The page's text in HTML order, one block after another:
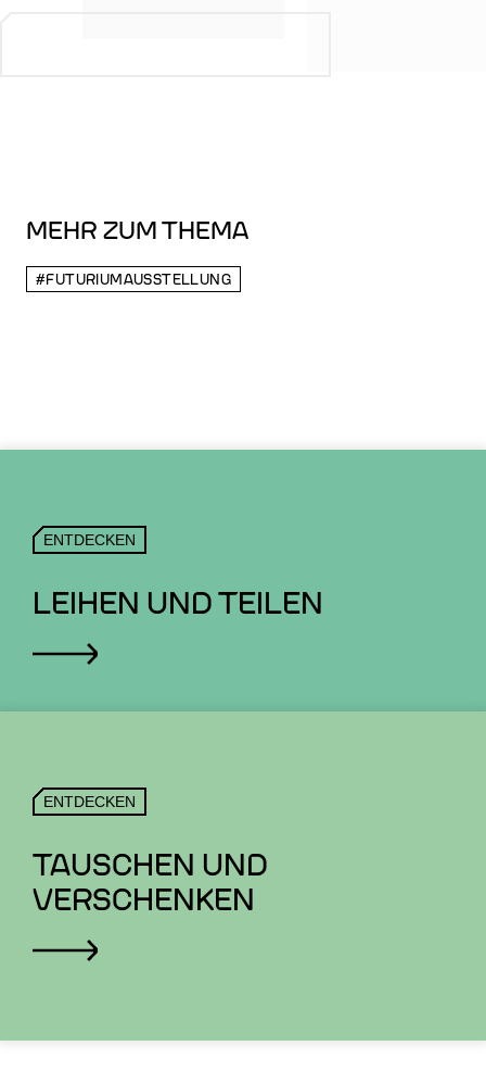
MEHR ZUM THEMA
#FUTURIUMAUSSTELLUNG
ENTDECKEN
LEIHEN UND TEILEN
ENTDECKEN
TAUSCHEN UND
VERSCHENKEN